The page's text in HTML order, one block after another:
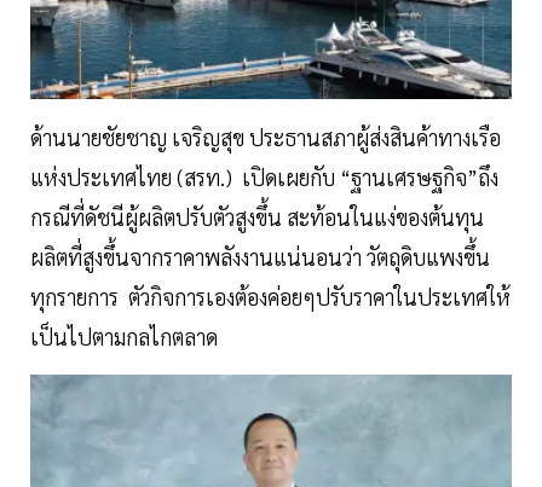
ด้านนายชัยชาญ เจริญสุข ประธานสภาผู้ส่งสินค้าทางเรือ
แห่งประเทศไทย (สรท.) เปิดเผยกับ “ฐานเศรษฐกิจ”ถึง
กรณีที่ดัชนีผู้ผลิตปรับตัวสูงขึ้น สะท้อนในแง่ของต้นทุน
ผลิตที่สูงขึ้นจากราคาพลังงานแน่นอนว่า วัตถุดิบแพงขึ้น
ทุกรายการ ตัวกิจการเองต้องค่อยๆปรับราคาในประเทศให้
เป็นไปตามกลไกตลาด